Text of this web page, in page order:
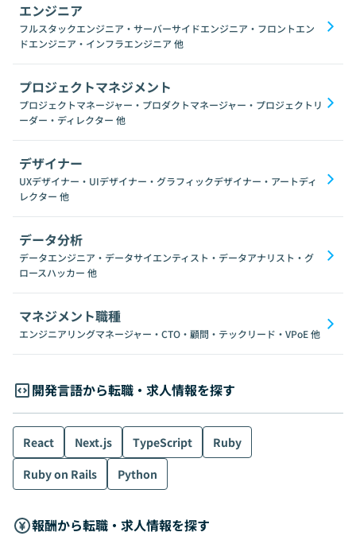
エンジニア
フルスタックエンジニア・サーバーサイドエンジニア・フロントエン
ドエンジニア・インフラエンジニア 他
プロジェクトマネジメント
プロジェクトマネージャー・プロダクトマネージャー・プロジェクトリ
ーダー・ディレクター 他
デザイナー
UXデザイナー・UIデザイナー・グラフィックデザイナー・アートディ
レクター 他
データ分析
データエンジニア・データサイエンティスト・データアナリスト・グ
ロースハッカー 他
マネジメント職種
エンジニアリングマネージャー・CTO・顧問・テックリード・VPoE他
開発言語から転職・求人情報を探す
React Next.js TypeScript
Ruby
Ruby on Rails
Python
報酬から転職・求人情報を探す